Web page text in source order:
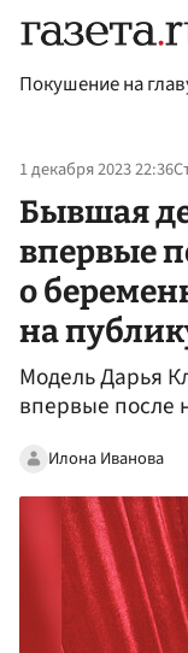
Покушение на
1 декабря 2023 22:36
Бывшая
впервые
о
на
Модель Дарья
впервые после
Илона Иванова